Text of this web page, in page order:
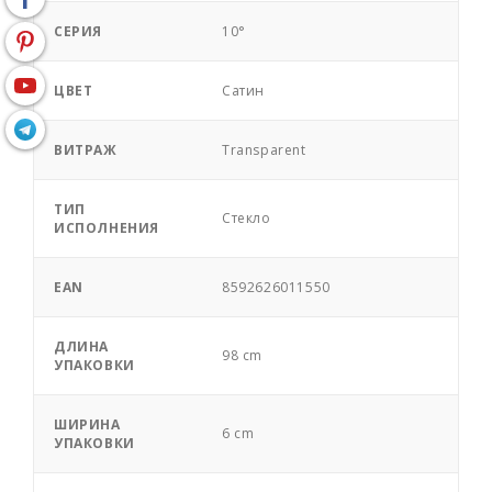
СЕРИЯ 10°
ЦВЕТ Сатин
ВИТРАЖ Transparent
ТИП
ИСПОЛНЕНИЯ
Стекло
EAN 8592626011550
ДЛИНА
УПАКОВКИ
98 cm
ШИРИНА
УПАКОВКИ
6 cm